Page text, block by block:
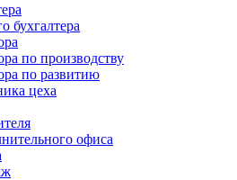
бухгалтера
по производству
по развитию
цеха
офиса